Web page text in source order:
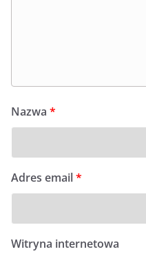
Nazwa *
Adres email*
Witryna internetowa